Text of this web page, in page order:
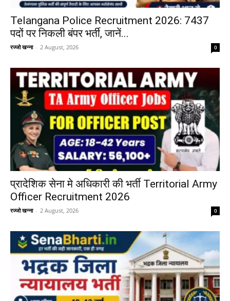
Telangana Police Recruitment 2026: 7437
पदों पर निकली बंपर भर्ती, जानें...
रज्जो खन्ना - 2 August, 2026 0
प्रादेशिक सेना मे अधिकारी की भर्ती Territorial Army
Officer Recruitment 2026
रज्जो खन्ना - 2 August, 2026 0